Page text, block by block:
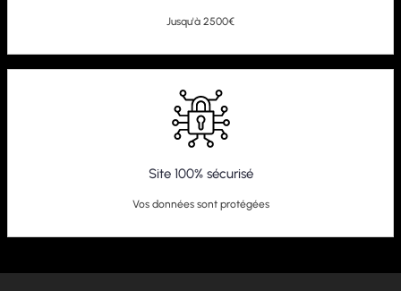
Jusqu'à 2500€
Site 100% sécurisé
Vos données sont protégées